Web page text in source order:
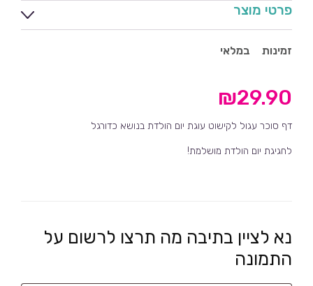
פרטי מוצר
זמינות במלאי
₪29.90
דף סוכר עגול לקישוט עוגת יום הולדת בנושא כדורגל
לחגיגת יום הולדת מושלמת!
נא לציין בתיבה מה תרצו לרשום על
התמונה